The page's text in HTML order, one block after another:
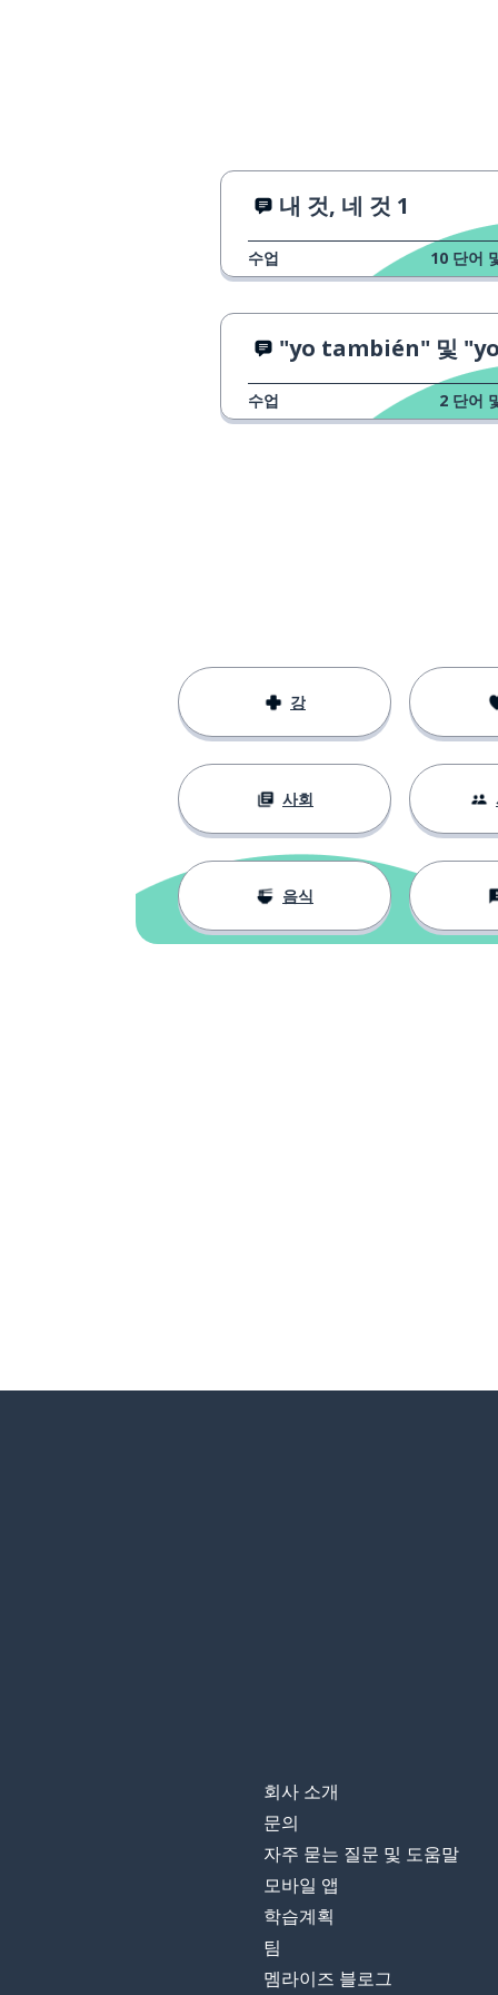
예
예를 들어
그는 피아노를
buenos en matemáticas
creo que las matemáticas son
내 생각에 수학
내 것, 네 것 1
수업 10 단어
"yo también" 및 "yo tampoco"를 사용하는
수업 2 단어
강
사회
음식
회사 소개
문의
자주 묻는 질문 및 도움말
모바일 앱
학습계획
팀
멤라이즈 블로그